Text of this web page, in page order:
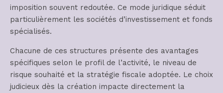
imposition souvent redoutée. Ce mode juridique séduit
particulièrement les sociétés d’investissement et fonds
spécialisés.
Chacune de ces structures présente des avantages
spécifiques selon le profil de l’activité, le niveau de
risque souhaité et la stratégie fiscale adoptée. Le choix
judicieux dès la création impacte directement la